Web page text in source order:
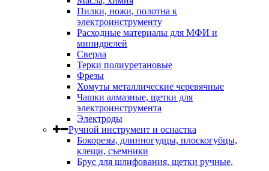
Пилки, ножи, полотна к
электроинструменту
Расходные материалы для МФИ и
минидрелей
Сверла
Терки полиуретановые
Фрезы
Хомуты металлические черевячные
Чашки алмазные, щетки для
электроинструмента
Электроды
Ручной инструмент и оснастка
Бокорезы, длинногудцы, плоскогубцы,
клещи, съемники
Брус для шлифования, щетки ручные,